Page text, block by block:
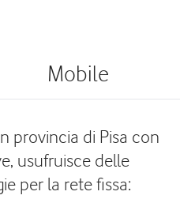
Mobile
provincia di Pisa con
usufruisce delle
per la rete fissa: